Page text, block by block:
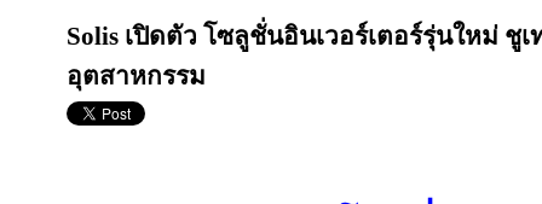
Solis เปิดตัว โซลูชั่นอินเวอร์เตอร์รุ่นใหม่ ชู
อุตสาหกรรม